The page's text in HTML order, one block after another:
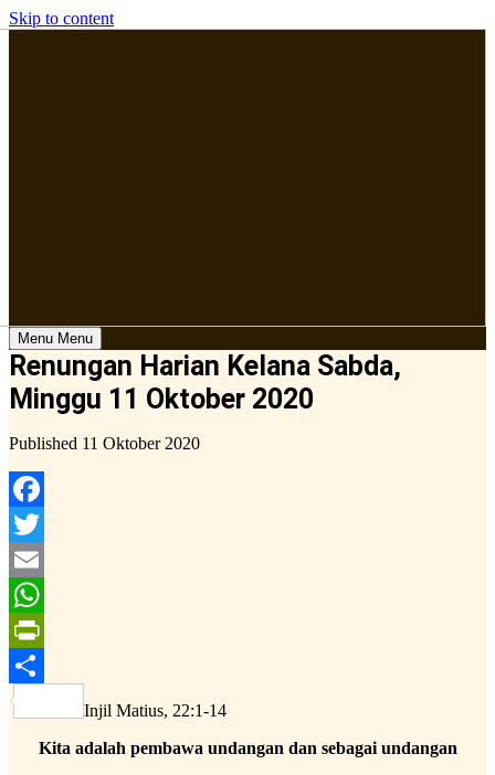
Skip to content
Menu Menu
Renungan Harian Kelana Sabda,
Minggu 11 Oktober 2020
Published 11 Oktober 2020
Facebook
Twitter
Email
WhatsApp
PrintFriendly
Share
Injil Matius, 22:1-14
Kita adalah pembawa undangan dan sebagai undangan